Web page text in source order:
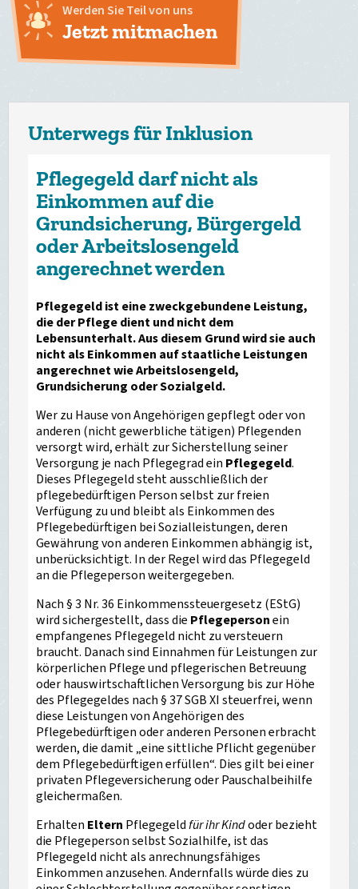
Werden Sie Teil von uns
Jetzt mitmachen
Unterwegs für Inklusion
Pflegegeld darf nicht als
Einkommen auf die
Grundsicherung, Bürgergeld
oder Arbeitslosengeld
angerechnet werden
Pflegegeld ist eine zweckgebundene Leistung,
die der Pflege dient und nicht dem
Lebensunterhalt. Aus diesem Grund wird sie auch
nicht als Einkommen auf staatliche Leistungen
angerechnet wie Arbeitslosengeld,
Grundsicherung oder Sozialgeld.
Wer zu Hause von Angehörigen gepflegt oder von
anderen (nicht gewerbliche tätigen) Pflegenden
versorgt wird, erhält zur Sicherstellung seiner
Versorgung je nach Pflegegrad ein Pflegegeld.
Dieses Pflegegeld steht ausschließlich der
pflegebedürftigen Person selbst zur freien
Verfügung zu und bleibt als Einkommen des
Pflegebedürftigen bei Sozialleistungen, deren
Gewährung von anderen Einkommen abhängig ist,
unberücksichtigt. In der Regel wird das Pflegegeld
an die Pflegeperson weitergegeben.
Nach § 3 Nr. 36 Einkommenssteuergesetz (EStG)
wird sichergestellt, dass die Pflegepersonein
empfangenes Pflegegeld nicht zu versteuern
braucht. Danach sind Einnahmen für Leistungen zur
körperlichen Pflege und pflegerischen Betreuung
oder hauswirtschaftlichen Versorgung bis zur Höhe
des Pflegegeldes nach § 37 SGB XI steuerfrei, wenn
diese Leistungen von Angehörigen des
Pflegebedürftigen oder anderen Personen erbracht
werden, die damit „eine sittliche Pflicht gegenüber
dem Pflegebedürftigen erfüllen“. Dies gilt bei einer
privaten Pflegeversicherung oder Pauschalbeihilfe
gleichermaßen.
Erhalten Eltern Pflegegeldfür ihr Kindoder bezieht
die Pflegeperson selbst Sozialhilfe, ist das
Pflegegeld nicht als anrechnungsfähiges
Einkommen anzusehen. Andernfalls würde dies zu